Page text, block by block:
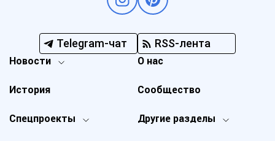
Telegram-чат RSS-лента
Новости
Спецпроекты Другие разделы
История
О нас
Сообщество